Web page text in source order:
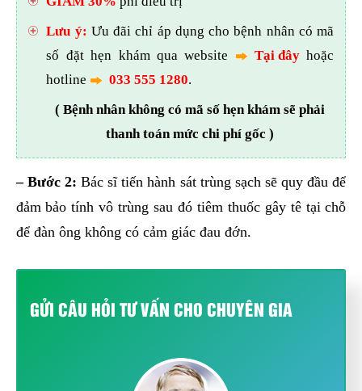
Lưu ý: Ưu đãi chỉ áp dụng cho bệnh nhân có mã
số đặt hẹn khám qua website
Tại đâyhoặc
hotline
033 555 1280.
( Bệnh nhân không có mã số hẹn khám sẽ phải
thanh toán mức chi phí gốc )
– Bước 2:Bác sĩ tiến hành sát trùng sạch sẽ quy đầu để
đảm bảo tính vô trùng sau đó tiêm thuốc gây tê tại chỗ
để đàn ông không có cảm giác đau đớn.
GỬI CÂU HỎI TƯ VẤN CHO CHUYÊN GIA